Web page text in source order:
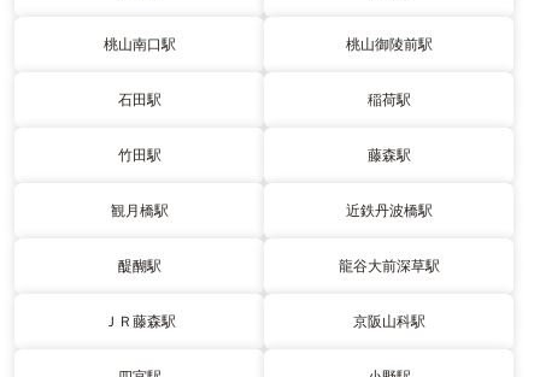
桃山南口駅 桃山御陵前駅
石田駅 稲荷駅
竹田駅 藤森駅
観月橋駅 近鉄丹波橋駅
醍醐駅 龍谷大前深草駅
ＪＲ藤森駅 京阪山科駅